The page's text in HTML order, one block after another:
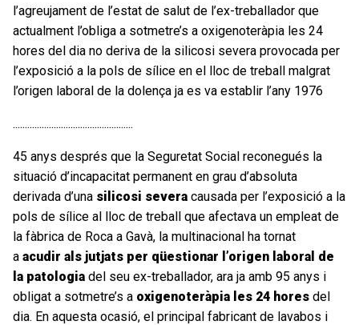
l’agreujament de l’estat de salut de l’ex-treballador que
actualment l’obliga a sotmetre’s a oxigenoteràpia les 24
hores del dia no deriva de la silicosi severa provocada per
l’exposició a la pols de sílice en el lloc de treball malgrat
l’origen laboral de la dolença ja es va establir l’any 1976
..................................................
45 anys després que la Seguretat Social reconegués la
situació d’incapacitat permanent en grau d’absoluta
derivada d’una silicosi severa causada per l’exposició a la
pols de sílice al lloc de treball que afectava un empleat de
la fàbrica de Roca a Gavà, la multinacional ha tornat
a acudir als jutjats per qüestionar l’origen laboral de
la patologia del seu ex-treballador, ara ja amb 95 anys i
obligat a sotmetre’s a oxigenoteràpia les 24 hores del
dia. En aquesta ocasió, el principal fabricant de lavabos i